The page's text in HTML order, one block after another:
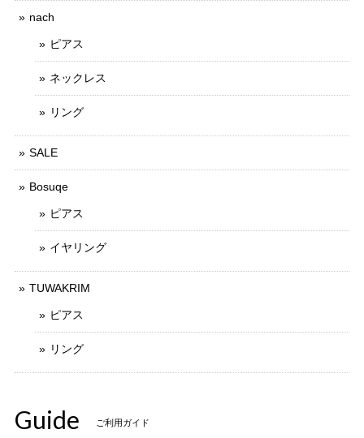
nach
ピアス
ネックレス
リング
SALE
Bosuqe
ピアス
イヤリング
TUWAKRIM
ピアス
リング
Guide ご利用ガイド